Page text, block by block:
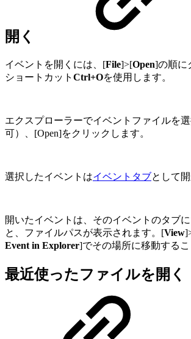
開く
イベントを開くには、[File]>[Open]の順に
ショートカット Ctrl+Oを使用します。
エクスプローラーでイベントファイルを
可）、[Open]をクリックします。
選択したイベントはイベントタブとして
開いたイベントは、そのイベントのタブ
と、ファイルパスが表示されます。[View
Event in Explorer]でその場所に移動するこ
最近使ったファイルを開く